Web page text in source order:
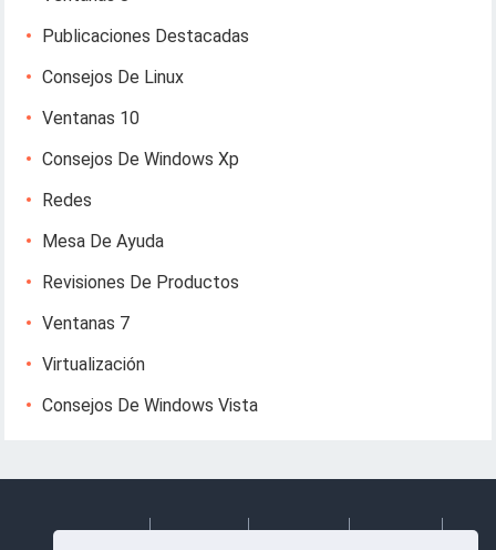
Publicaciones Destacadas
Consejos De Linux
Ventanas 10
Consejos De Windows Xp
Redes
Mesa De Ayuda
Revisiones De Productos
Ventanas 7
Virtualización
Consejos De Windows Vista